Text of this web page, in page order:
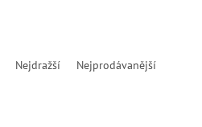
Nejdražší Nejprodávanější